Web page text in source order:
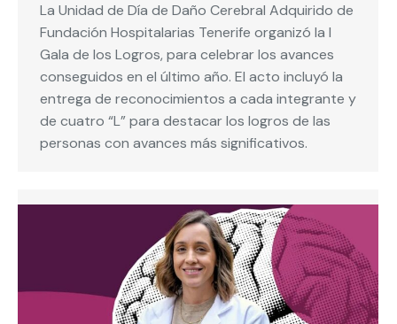
La Unidad de Día de Daño Cerebral Adquirido de
Fundación Hospitalarias Tenerife organizó la I
Gala de los Logros, para celebrar los avances
conseguidos en el último año. El acto incluyó la
entrega de reconocimientos a cada integrante y
de cuatro “L” para destacar los logros de las
personas con avances más significativos.